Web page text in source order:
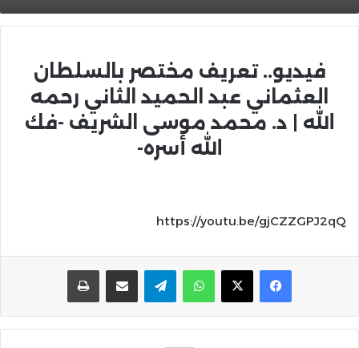
فيديو.. تعريف مختصر بالسلطان
العثماني عبد الحميد الثاني رحمه
الله | د. محمد موسى الشريف -فك
الله أسره-
https://youtu.be/gjCZZGPJ2qQ
واتساب تيلقرام مشاركة عبر البريد